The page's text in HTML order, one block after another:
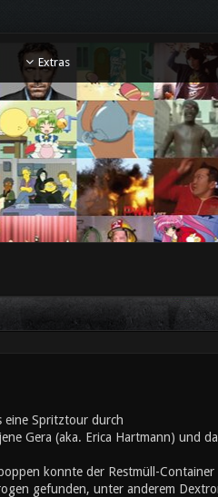
Extras
eine Spritztour durch
Gera (aka. Erica Hartmann) und
konnte der Restmüll-Container
gefunden, unter anderem